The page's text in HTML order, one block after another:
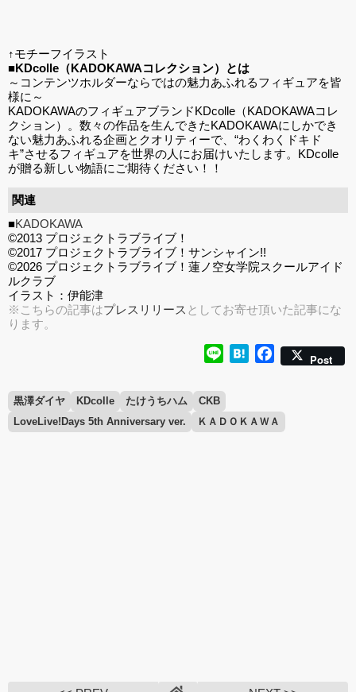
↑モチーフイラスト
■KDcolle（KADOKAWAコレクション）とは
～コンテンツホルダーならではの魅力あふれるフィギュアを皆
様に～
KADOKAWAのフィギュアブランドKDcolle（KADOKAWAコレ
クション）。数々の作品を生んできたKADOKAWAにしかでき
ない魅力あふれる企画とクオリティーで、“わくわくドキド
キ”させるフィギュアを世界の人にお届けいたします。KDcolle
が贈る新しい物語にご期待ください！！
関連
■KADOKAWA
©2013 プロジェクトラブライブ！
©2017 プロジェクトラブライブ！サンシャイン!!
©2026 プロジェクトラブライブ！蓮ノ空女学院スクールアイド
ルクラブ
イラスト：伊能津
※こちらの記事はプレスリリース としてお寄せ頂いた記事にな
ります。
Line HatenaFacebook
Post
黒澤ダイヤ KDcolle たけうちハム
CKB
LoveLive!Days 5th Anniversary ver.
ＫＡＤＯＫＡＷＡ